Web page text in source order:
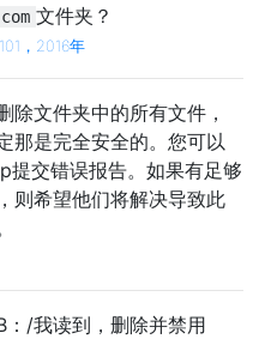
文件夹？
，2016年
除文件夹中的所有文件，
那是完全安全的。您可以
提交错误报告。如果有足够
则希望他们将解决导致此
：/我读到，删除并禁用